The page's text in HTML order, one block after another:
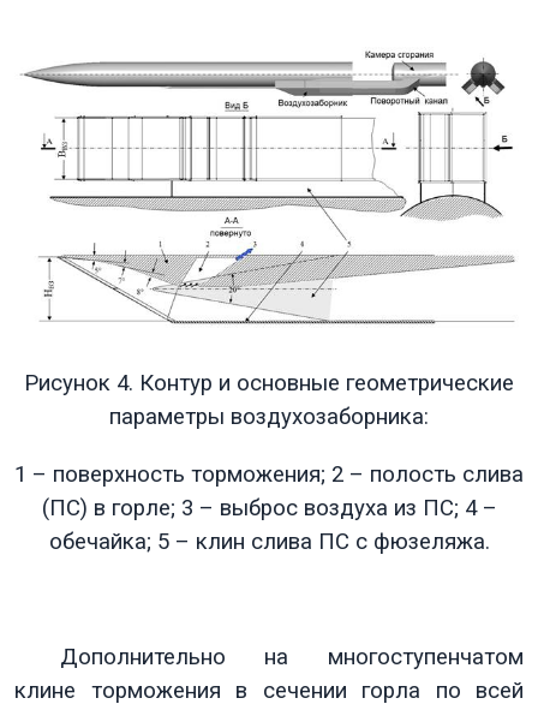
Рисунок 4. Контур и основные геометрические
параметры воздухозаборника:
1 – поверхность торможения; 2 – полость слива
(ПС) в горле; 3 – выброс воздуха из ПС; 4 –
обечайка; 5 – клин слива ПС с фюзеляжа.
Дополнительно на многоступенчатом
клине торможения в сечении горла по всей